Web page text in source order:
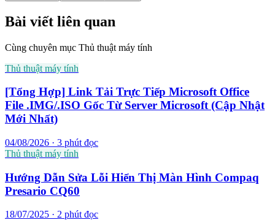
Bài viết liên quan
Cùng chuyên mục Thủ thuật máy tính
Thủ thuật máy tính
[Tổng Hợp] Link Tải Trực Tiếp Microsoft Office
File .IMG/.ISO Gốc Từ Server Microsoft (Cập Nhật
Mới Nhất)
04/08/2026 · 3 phút đọc
Thủ thuật máy tính
Hướng Dẫn Sửa Lỗi Hiển Thị Màn Hình Compaq
Presario CQ60
18/07/2025 · 2 phút đọc